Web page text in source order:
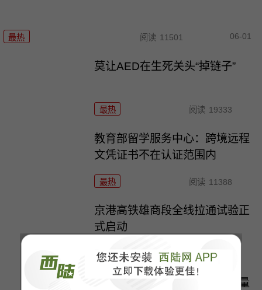
最热 阅读 11501 06-01
莫让AED在生死关头“掉链子”
最热 阅读 19333
教育部留学服务中心：跨境远程
文凭证书不在认证范围内
最热 阅读 11388
京港高铁雄商段全线拉通试验正
式启动
最热 阅读 12128
数字再刷新，我国珍稀物种数量